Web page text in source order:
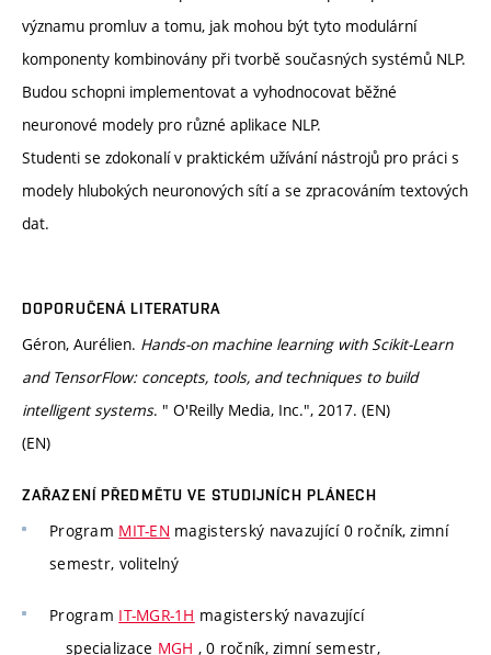
významu promluv a tomu, jak mohou být tyto modulární
komponenty kombinovány při tvorbě současných systémů NLP.
Budou schopni implementovat a vyhodnocovat běžné
neuronové modely pro různé aplikace NLP.
Studenti se zdokonalí v praktickém užívání nástrojů pro práci s
modely hlubokých neuronových sítí a se zpracováním textových
dat.
DOPORUČENÁ LITERATURA
Géron, Aurélien. Hands-on machine learning with Scikit-Learn
and TensorFlow: concepts, tools, and techniques to build
intelligent systems. " O'Reilly Media, Inc.", 2017. (EN)
(EN)
ZAŘAZENÍ PŘEDMĚTU VE STUDIJNÍCH PLÁNECH
Program MIT-EN magisterský navazující 0 ročník, zimní
semestr, volitelný
Program IT-MGR-1H magisterský navazující
specializace MGH , 0 ročník, zimní semestr,